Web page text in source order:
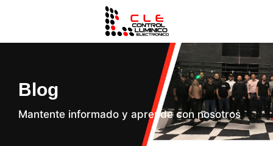
Blog
Mantente informado y aprende con nosotros